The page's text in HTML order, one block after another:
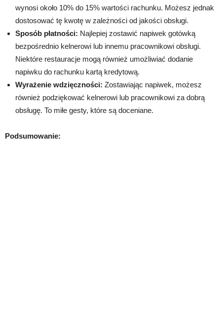
wynosi około 10% do 15% wartości rachunku. Możesz jednak
dostosować tę kwotę w zależności od jakości obsługi.
Sposób płatności: Najlepiej zostawić napiwek gotówką
bezpośrednio kelnerowi lub innemu pracownikowi obsługi.
Niektóre restauracje mogą również umożliwiać dodanie
napiwku do rachunku kartą kredytową.
Wyrażenie wdzięczności: Zostawiając napiwek, możesz
również podziękować kelnerowi lub pracownikowi za dobrą
obsługę. To miłe gesty, które są doceniane.
Podsumowanie: